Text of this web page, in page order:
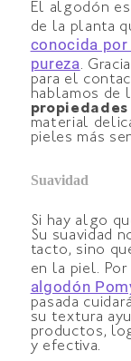
El algodón
de la planta
conocida por
pureza .
para el
hablamos de
material
pieles más
Suavidad
Si hay algo
Su suavidad
tacto, sino
en la piel.
algodón
pasada
su textura
productos,
y efectiva.